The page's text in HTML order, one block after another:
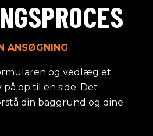
ANSØGNING
og vedlæg et
op til en side. Det
din baggrund og dine